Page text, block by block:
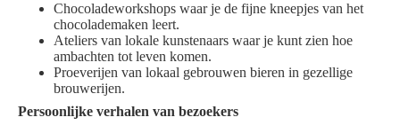
Chocoladeworkshops waar je de fijne kneepjes van het
chocolademaken leert.
Ateliers van lokale kunstenaars waar je kunt zien hoe
ambachten tot leven komen.
Proeverijen van lokaal gebrouwen bieren in gezellige
brouwerijen.
Persoonlijke verhalen van bezoekers